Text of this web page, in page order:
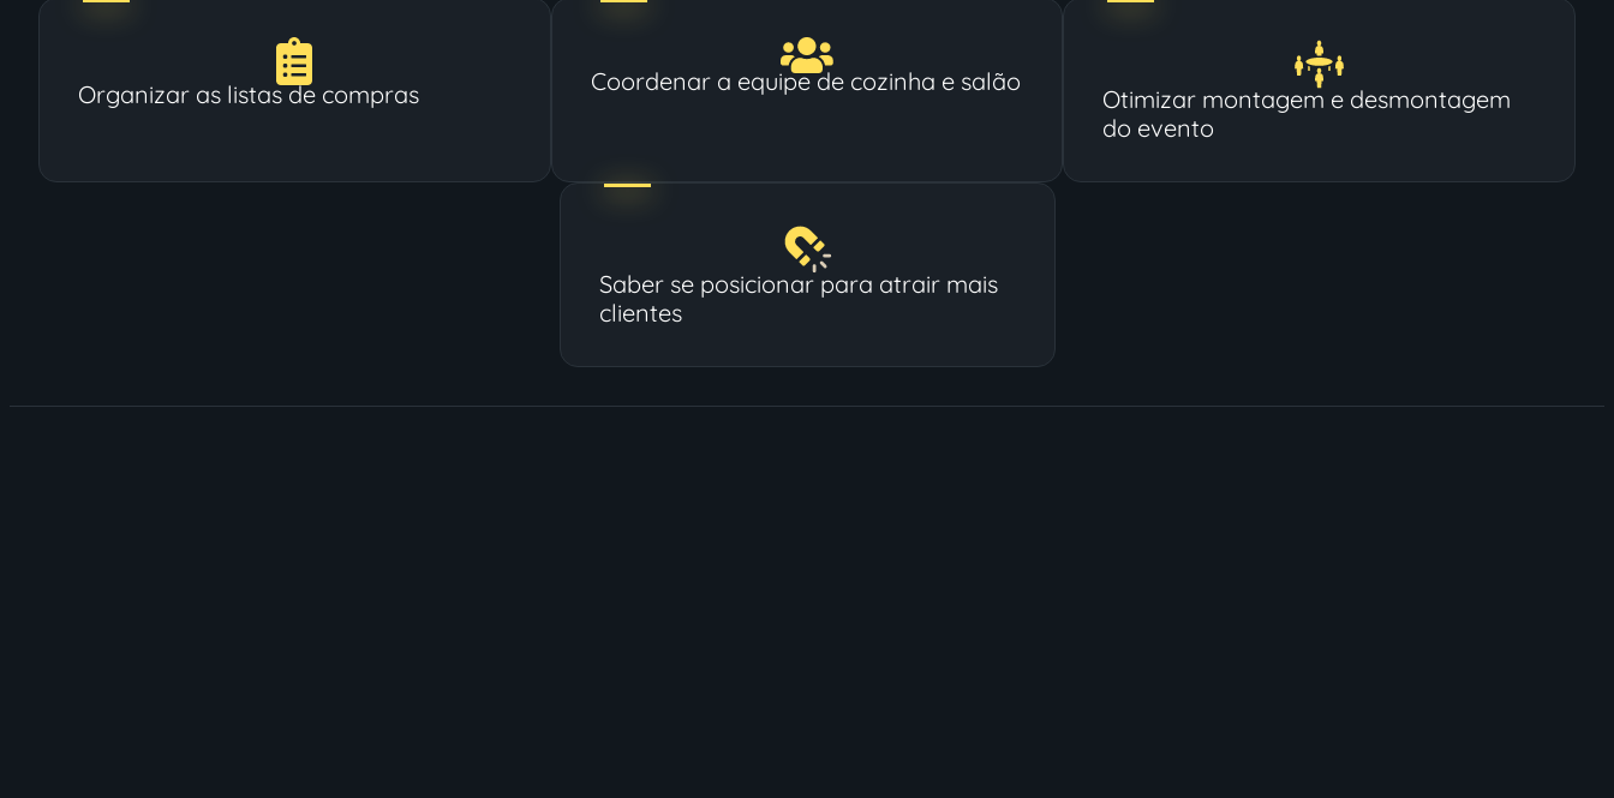
Organizar as listas de compras Coordenar a equipe de cozinha e salão
Otimizar montagem e desmontagem
do evento
Saber se posicionar para atrair mais
clientes